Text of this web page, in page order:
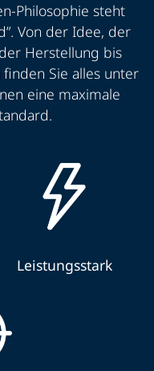
Philosophie steht
Von der Idee, der
Herstellung bis
finden Sie alles unter
eine maximale
Leistungsstark